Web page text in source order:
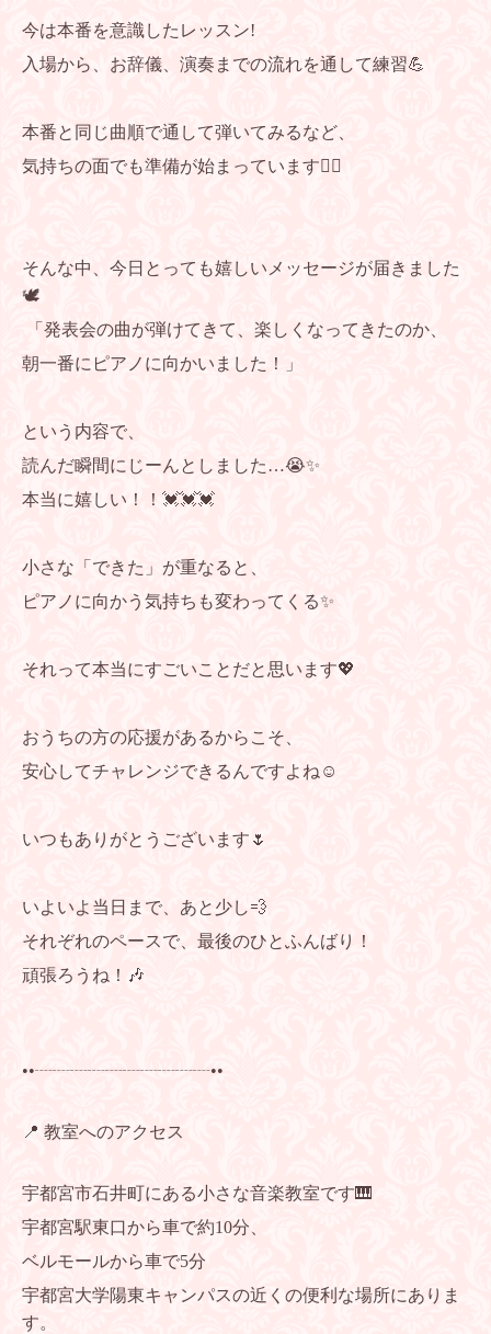
今は本番を意識したレッスン!
入場から、お辞儀、演奏までの流れを通して練習💪
本番と同じ曲順で通して弾いてみるなど、
気持ちの面でも準備が始まっています❤️‍🔥
そんな中、今日とっても嬉しいメッセージが届きました
🕊️
「発表会の曲が弾けてきて、 楽しくなってきたのか、
朝一番にピアノに向かいました！」
という内容で、
読んだ瞬間にじーんとしました…😭✨
本当に嬉しい！！💓💓💓
小さな「できた」が重なると、
ピアノに向かう気持ちも変わってくる✨
それって本当にすごいことだと思います💖
おうちの方の応援があるからこそ、
安心してチャレンジできるんですよね☺️
いつもありがとうございます🌷
いよいよ当日まで、あと少し💨
それぞれのペースで、最後のひとふんばり！
頑張ろうね！🎶
••┈┈┈┈┈┈┈┈┈┈••
📍 教室へのアクセス
宇都宮市石井町にある小さな音楽教室です🎹
宇都宮駅東口から車で約10分、
ベルモールから車で5分
宇都宮大学陽東キャンパスの近くの便利な場所にありま
す。